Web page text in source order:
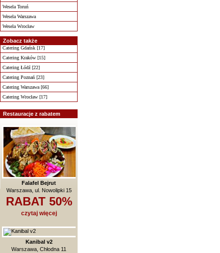
Wesela Toruń
Wesela Warszawa
Wesela Wrocław
Zobacz także
Catering Gdańsk [17]
Catering Kraków [15]
Catering Łódź [22]
Catering Poznań [23]
Catering Warszawa [66]
Catering Wrocław [17]
Restauracje z rabatem
Falafel Bejrut
Warszawa, ul. Nowolipki 15
RABAT 50%
czytaj więcej
Kanibal v2
Warszawa, Chłodna 11